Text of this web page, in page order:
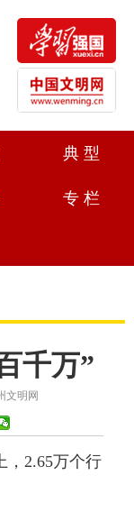
典型
专栏
千万”
文明网
2.65万个行